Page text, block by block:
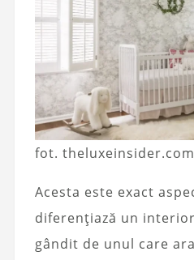
fot. theluxeinsider.com
Acesta este exact
diferențiază un
gândit de unul care